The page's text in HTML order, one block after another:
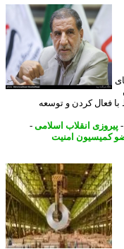
کردن و توسعه
انقلاب اسلامی-
امنیت